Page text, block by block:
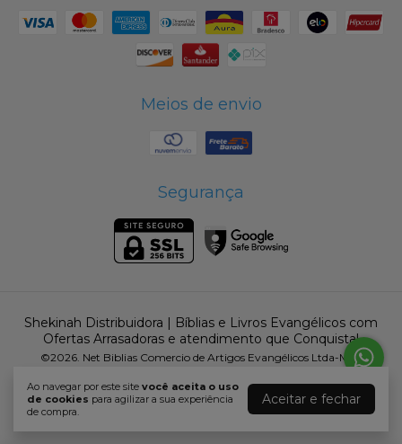
Ao navegar por este site você aceita o uso
de cookies para agilizar a sua experiência
de compra.
Aceitar e fechar
Meios de envio
Segurança
Shekinah Distribuidora | Bíblias e Livros Evangélicos com
Ofertas Arrasadoras e atendimento que Conquista!
©2026. Net Biblias Comercio de Artigos Evangélicos Ltda-Me -